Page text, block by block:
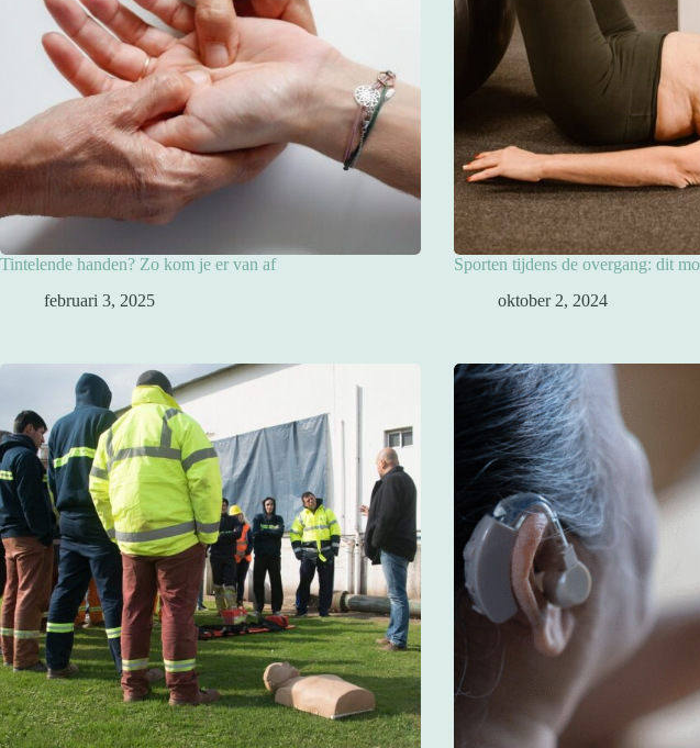
Tintelende handen? Zo kom je er van af
februari 3, 2025
Sporten tijdens de overgang: dit
oktober 2, 2024